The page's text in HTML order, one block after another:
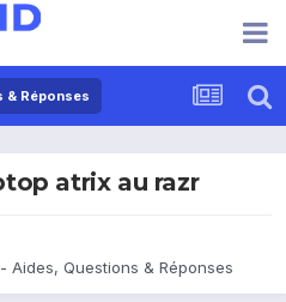
& Réponses
atrix au razr
Aides, Questions & Réponses